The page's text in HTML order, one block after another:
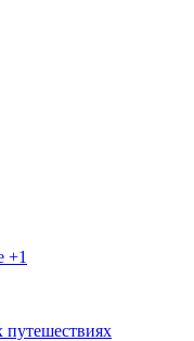
+1
путешествиях